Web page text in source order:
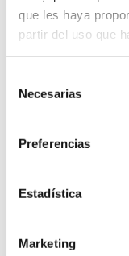
que les haya
partir del uso que
Necesarias
Preferencias
Estadística
Marketing
digital a ESET
ataque en
EnSystem
15 años de
negocio.
Business
;
través de nuestro